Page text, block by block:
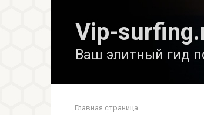
Vip-
Ваш элитный гид
Главная страница